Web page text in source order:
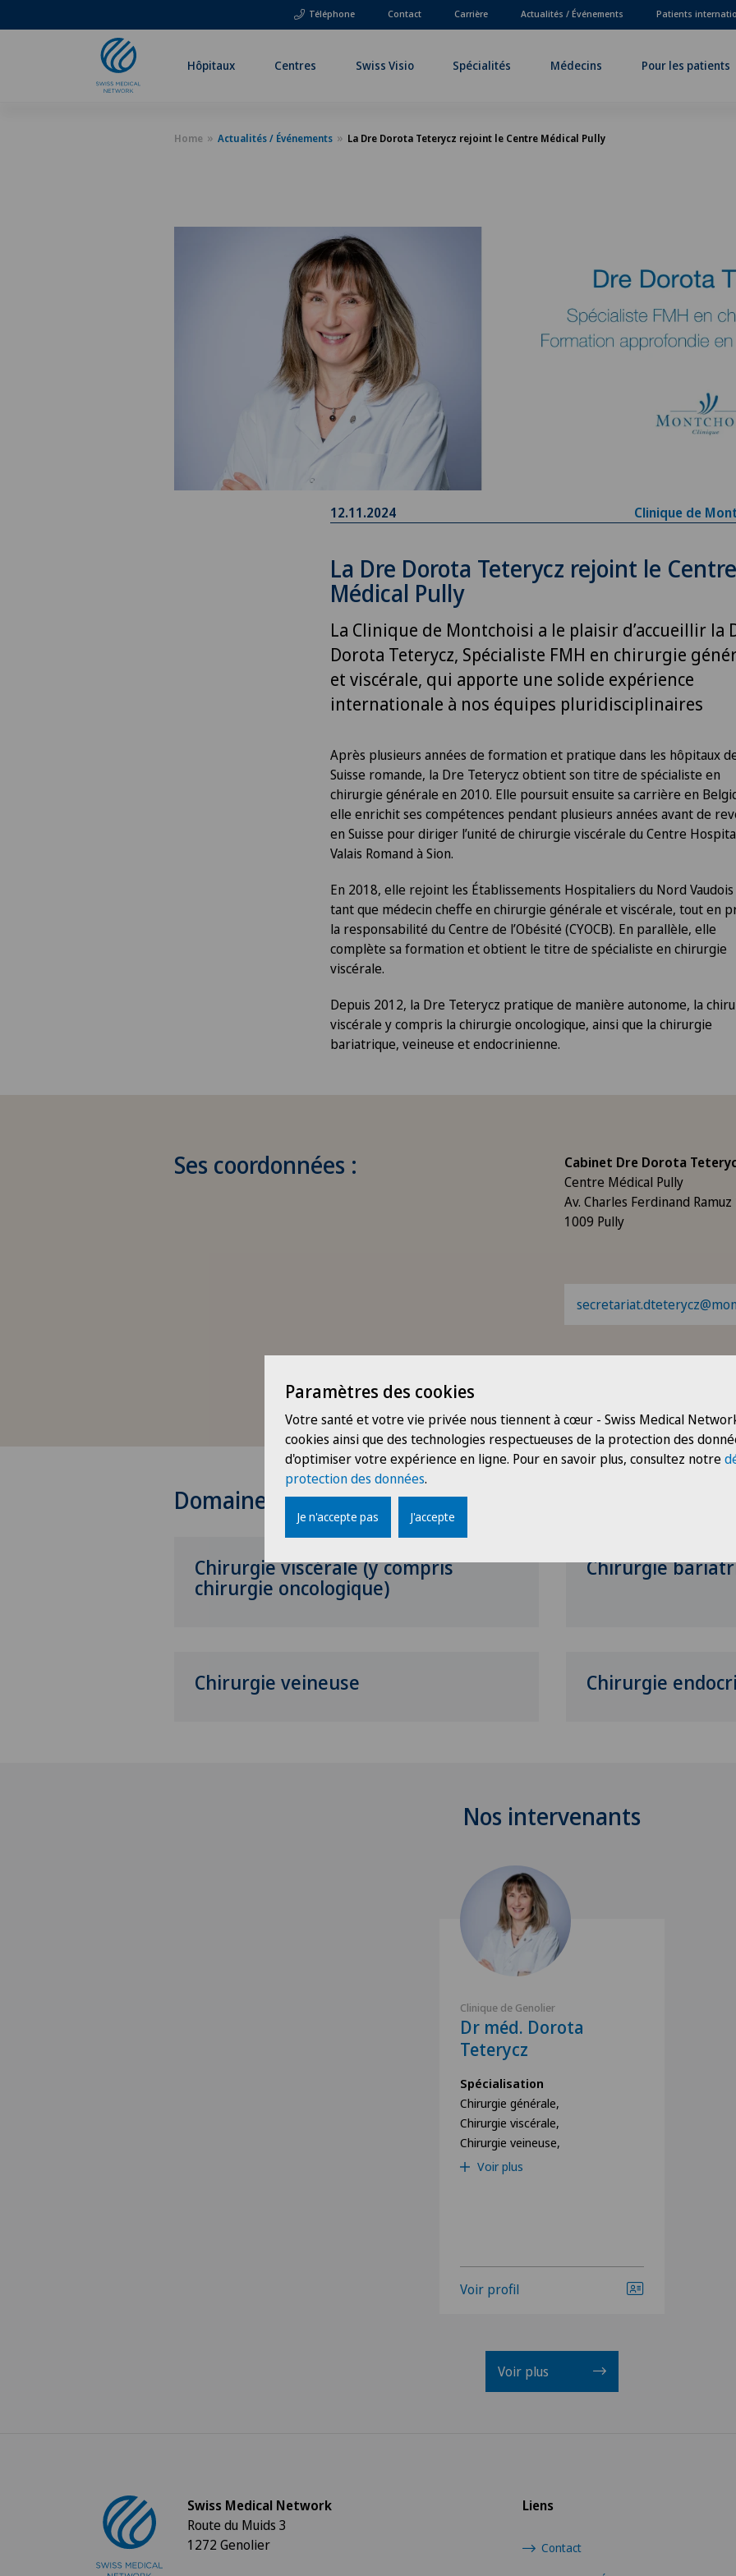
Téléphone Contact Carrière Actualités / Événements Patients
Hôpitaux Centres Swiss Visio Spécialités Médecins Pour les patients
Home Actualités / Événements La Dre Dorota Teterycz rejoint le Centre Médical Pully
12.11.2024 Clinique de
La Dre Dorota Teterycz rejoint le Centre
Médical Pully
La Clinique de Montchoisi a le plaisir d’accueillir la
Dorota Teterycz, Spécialiste FMH en chirurgie
et viscérale, qui apporte une solide expérience
internationale à nos équipes pluridisciplinaires
Après plusieurs années de formation et pratique dans les hôpitaux
Suisse romande, la Dre Teterycz obtient son titre de spécialiste en
chirurgie générale en 2010. Elle poursuit ensuite sa carrière en
elle enrichit ses compétences pendant plusieurs années avant de
en Suisse pour diriger l’unité de chirurgie viscérale du Centre
Valais Romand à Sion.
En 2018, elle rejoint les Établissements Hospitaliers du Nord Vaudois
tant que médecin cheffe en chirurgie générale et viscérale, tout en
la responsabilité du Centre de l’Obésité (CYOCB). En parallèle, elle
complète sa formation et obtient le titre de spécialiste en chirurgie
viscérale.
Depuis 2012, la Dre Teterycz pratique de manière autonome, la
viscérale y compris la chirurgie oncologique, ainsi que la chirurgie
bariatrique, veineuse et endocrinienne.
Ses coordonnées :
Cabinet Dre Dorota
Centre Médical Pully
Av. Charles Ferdinand Ramuz
1009 Pully
Domaines de compétences :
Chirurgie viscérale (y compris
chirurgie oncologique)
Chirurgie
Chirurgie veineuse Chirurgie
Nos intervenants
Clinique de Genolier
Dr méd. Dorota
Teterycz
Spécialisation
Chirurgie générale,
Chirurgie viscérale,
Chirurgie veineuse,
Voir plus
Voir profil
Voir plus
Liens
Contact
Swiss Medical Network
Route du Muids 3
1272 Genolier
Paramètres des cookies
Votre santé et votre vie privée nous tiennent à cœur - Swiss Medical
cookies ainsi que des technologies respectueuses de la protection des
d'optimiser votre expérience en ligne. Pour en savoir plus, consultez notre
protection des données.
Je n'accepte pas J'accepte